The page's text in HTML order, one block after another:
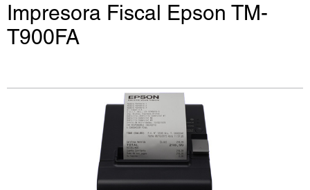
Impresora Fiscal Epson TM-
T900FA